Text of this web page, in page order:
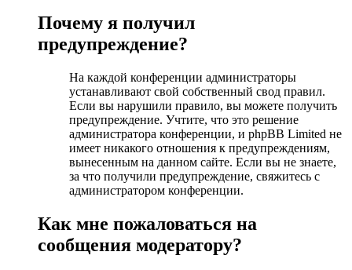
Почему я получил
предупреждение?
На каждой конференции администраторы
устанавливают свой собственный свод правил.
Если вы нарушили правило, вы можете получить
предупреждение. Учтите, что это решение
администратора конференции, и phpBB Limited не
имеет никакого отношения к предупреждениям,
вынесенным на данном сайте. Если вы не знаете,
за что получили предупреждение, свяжитесь с
администратором конференции.
Как мне пожаловаться на
сообщения модератору?